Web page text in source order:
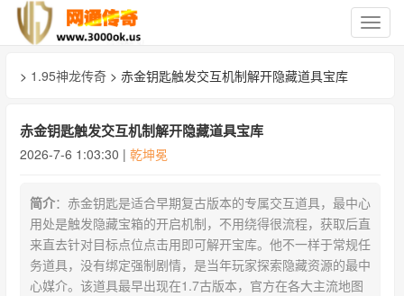
切
换
> 1.95神龙传奇 > 赤金钥匙触发交互机制解开隐藏道具宝库
赤金钥匙触发交互机制解开隐藏道具宝库
2026-7-6 1:03:30 | 乾坤冕
简介：赤金钥匙是适合早期复古版本的专属交互道具，最中心
用处是触发隐藏宝箱的开启机制，不用绕得很流程，获取后直
来直去针对目标点位点击用即可解开宝库。他不一样于常规任
务道具，没有绑定强制剧情，是当年玩家探索隐藏资源的最中
心媒介。该道具最早出现在1.7古版本，官方在各大主流地图